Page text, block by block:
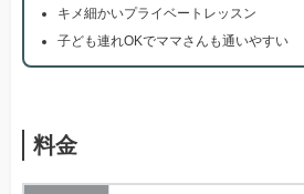
キメ細かいプライベートレッスン
子ども連れOKでママさんも通いやすい
料金